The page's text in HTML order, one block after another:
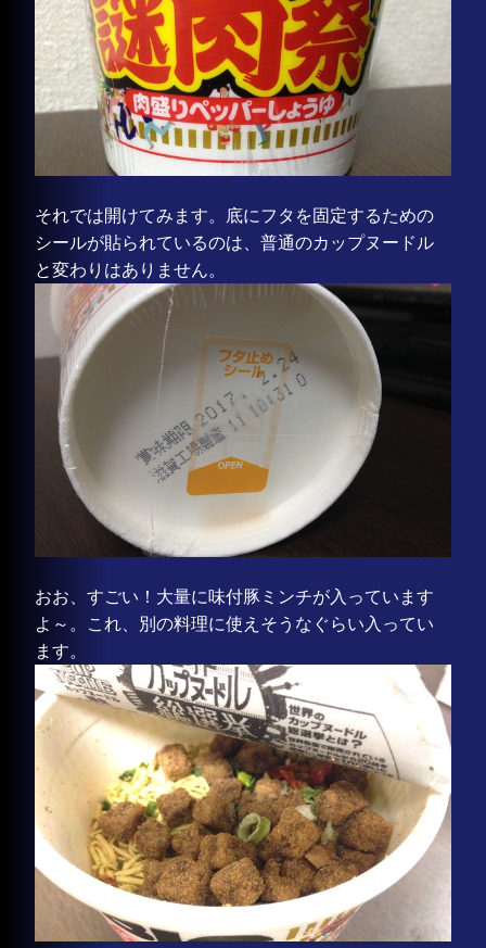
それでは開けてみます。底にフタを固定するための
シールが貼られているのは、普通のカップヌードル
と変わりはありません。
おお、すごい！大量に味付豚ミンチが入っています
よ～。これ、別の料理に使えそうなぐらい入ってい
ます。